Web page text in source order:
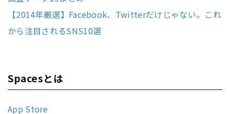
【2014年厳選】Facebook、Twitterだけじゃない。これ
から注目されるSNS10選
Spacesとは
App Store